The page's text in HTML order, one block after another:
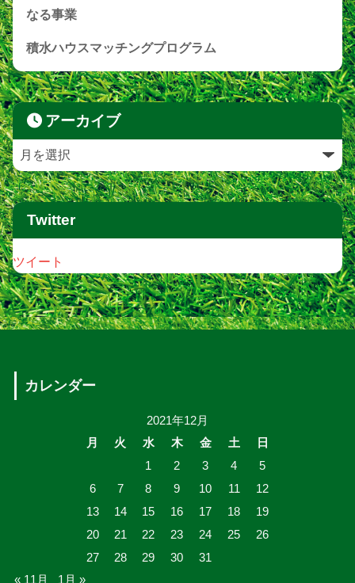
なる事業
積水ハウスマッチングプログラム
アーカイブ
Twitter
ツイート
カレンダー
2021年12月
月
火 水 木 金 土
日
1
2 3 4
5
6
7 8 9 10 11
12
13
14 15 16 17 18
19
20
21 22 23 24 25
26
27
28 29 30
31
« 11月
1月 »